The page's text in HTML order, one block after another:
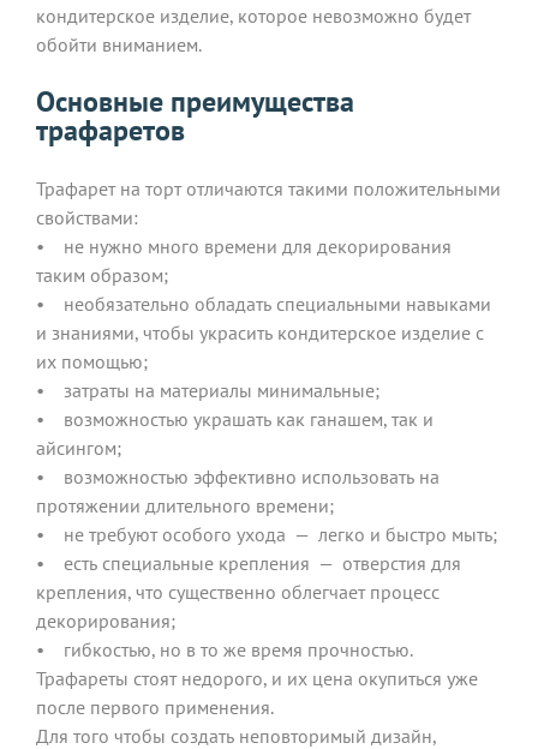
кондитерское изделие, которое невозможно будет
обойти вниманием.
Основные преимущества
трафаретов
Трафарет на торт отличаются такими положительными
свойствами:
• не нужно много времени для декорирования
таким образом;
• необязательно обладать специальными навыками
и знаниями, чтобы украсить кондитерское изделие с
их помощью;
• затраты на материалы минимальные;
• возможностью украшать как ганашем, так и
айсингом;
• возможностью эффективно использовать на
протяжении длительного времени;
• не требуют особого ухода — легко и быстро мыть;
• есть специальные крепления — отверстия для
крепления, что существенно облегчает процесс
декорирования;
• гибкостью, но в то же время прочностью.
Трафареты стоят недорого, и их цена окупиться уже
после первого применения.
Для того чтобы создать неповторимый дизайн,